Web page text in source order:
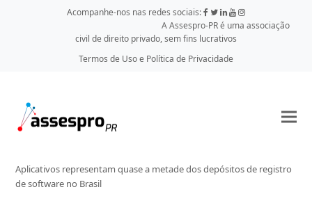
Acompanhe-nos nas redes sociais:
A Assespro-PR é uma associação
civil de direito privado, sem fins lucrativos
Termos de Uso e Política de Privacidade
Aplicativos representam quase a metade dos depósitos de registro
de software no Brasil